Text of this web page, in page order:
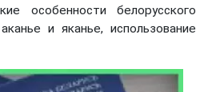
особенности белорусского
и яканье, использование